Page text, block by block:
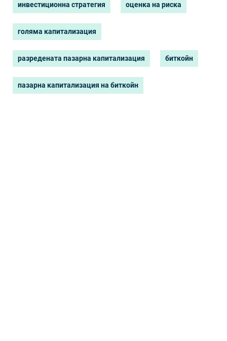
инвестиционна стратегия оценка на риска
голяма капитализация
разредената пазарна капитализация биткойн
пазарна капитализация на биткойн